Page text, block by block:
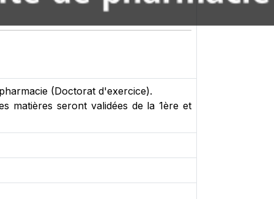
(Doctorat d'exercice).
matières seront validées de la 1ère et